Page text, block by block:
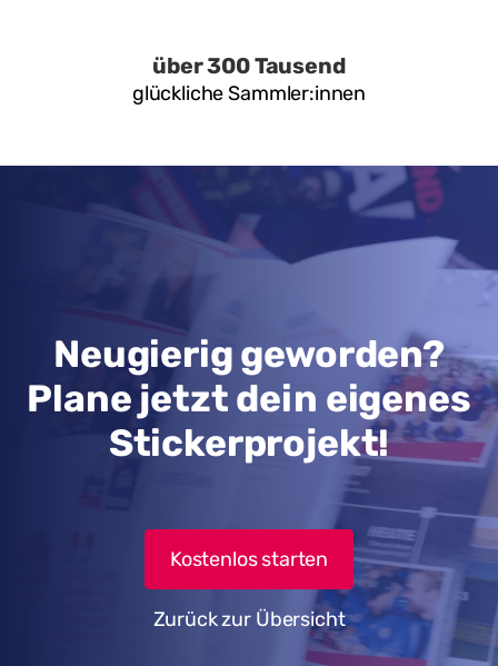
über 300 Tausend
glückliche Sammler:innen
Neugierig geworden?
Plane jetzt dein eigenes
Stickerprojekt!
Kostenlos starten
Zurück zur Übersicht